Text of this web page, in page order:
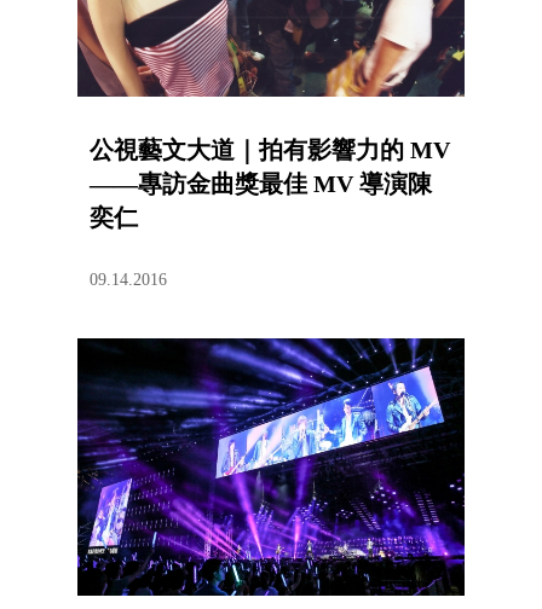
公視藝文大道｜拍有影響力的 MV
——專訪金曲獎最佳 MV 導演陳
奕仁
09.14.2016